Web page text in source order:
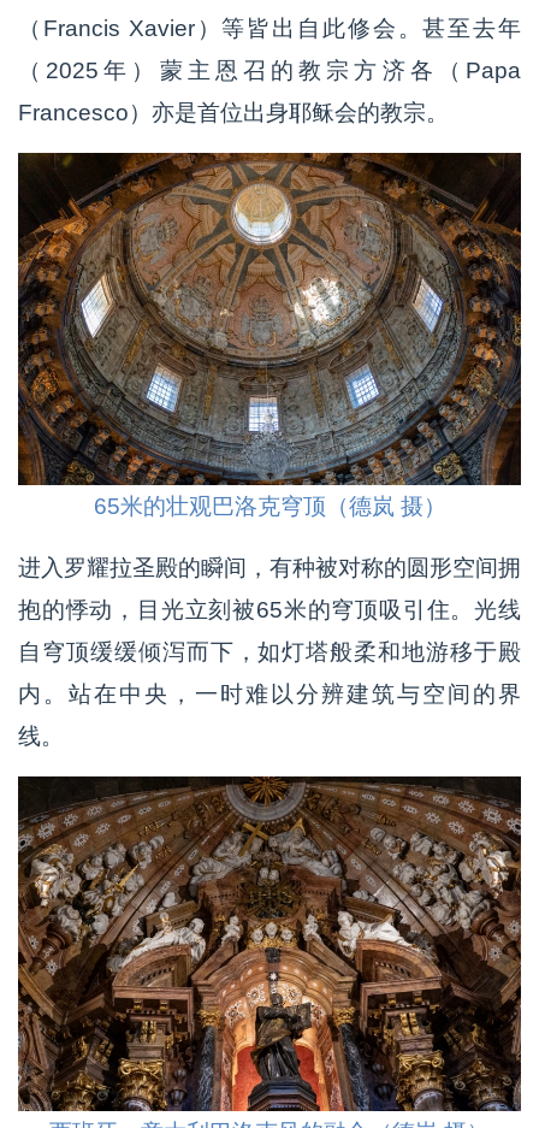
（Francis Xavier）等皆出自此修会。甚至去年
（2025年）蒙主恩召的教宗方济各（Papa
Francesco）亦是首位出身耶稣会的教宗。
65米的壮观巴洛克穹顶（德岚 摄）
进入罗耀拉圣殿的瞬间，有种被对称的圆形空间拥
抱的悸动，目光立刻被65米的穹顶吸引住。光线
自穹顶缓缓倾泻而下，如灯塔般柔和地游移于殿
内。站在中央，一时难以分辨建筑与空间的界
线。